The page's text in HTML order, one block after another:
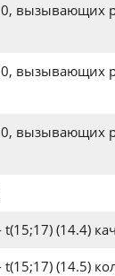
вызывающих
вызывающих
вызывающих
(14.4)
(14.5)